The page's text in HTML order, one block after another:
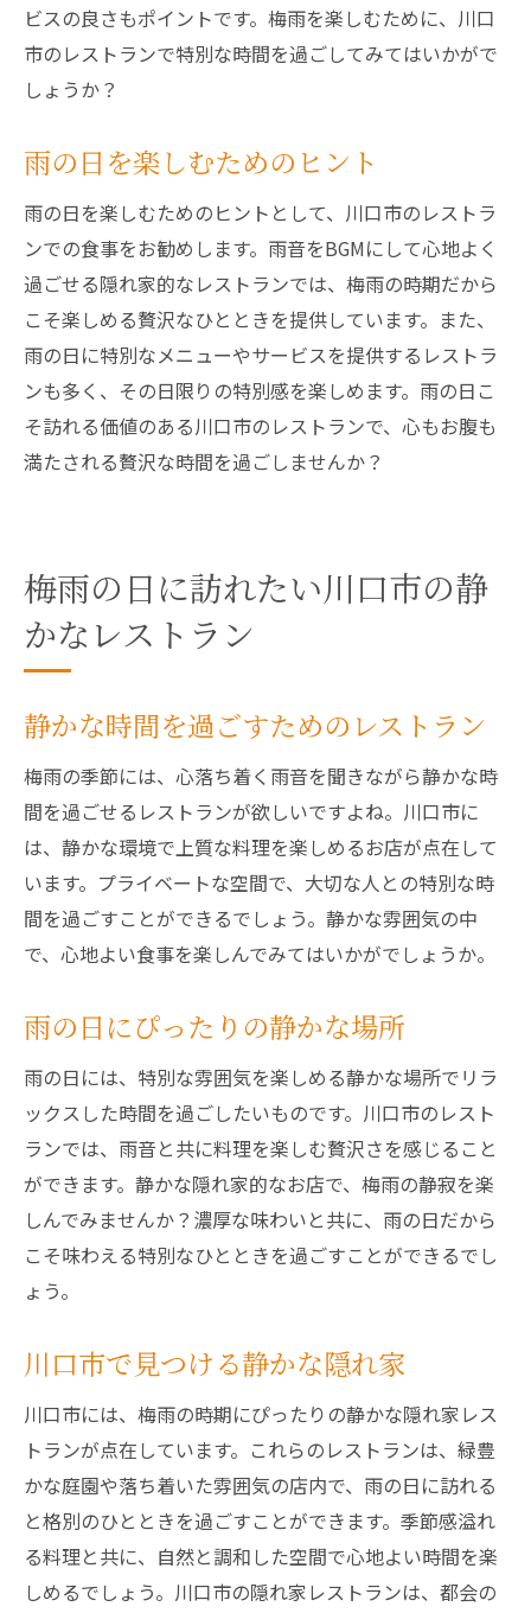
ビスの良さもポイントです。梅雨を楽しむために、川口
市のレストランで特別な時間を過ごしてみてはいかがで
しょうか？
雨の日を楽しむためのヒント
雨の日を楽しむためのヒントとして、川口市のレストラ
ンでの食事をお勧めします。雨音をBGMにして心地よく
過ごせる隠れ家的なレストランでは、梅雨の時期だから
こそ楽しめる贅沢なひとときを提供しています。また、
雨の日に特別なメニューやサービスを提供するレストラ
ンも多く、その日限りの特別感を楽しめます。雨の日こ
そ訪れる価値のある川口市のレストランで、心もお腹も
満たされる贅沢な時間を過ごしませんか？
梅雨の日に訪れたい川口市の静
かなレストラン
静かな時間を過ごすためのレストラン
梅雨の季節には、心落ち着く雨音を聞きながら静かな時
間を過ごせるレストランが欲しいですよね。川口市に
は、静かな環境で上質な料理を楽しめるお店が点在して
います。プライベートな空間で、大切な人との特別な時
間を過ごすことができるでしょう。静かな雰囲気の中
で、心地よい食事を楽しんでみてはいかがでしょうか。
雨の日にぴったりの静かな場所
雨の日には、特別な雰囲気を楽しめる静かな場所でリラ
ックスした時間を過ごしたいものです。川口市のレスト
ランでは、雨音と共に料理を楽しむ贅沢さを感じること
ができます。静かな隠れ家的なお店で、梅雨の静寂を楽
しんでみませんか？濃厚な味わいと共に、雨の日だから
こそ味わえる特別なひとときを過ごすことができるでし
ょう。
川口市で見つける静かな隠れ家
川口市には、梅雨の時期にぴったりの静かな隠れ家レス
トランが点在しています。これらのレストランは、緑豊
かな庭園や落ち着いた雰囲気の店内で、雨の日に訪れる
と格別のひとときを過ごすことができます。季節感溢れ
る料理と共に、自然と調和した空間で心地よい時間を楽
しめるでしょう。川口市の隠れ家レストランは、都会の